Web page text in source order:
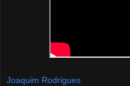
Joaquim Rodrigues